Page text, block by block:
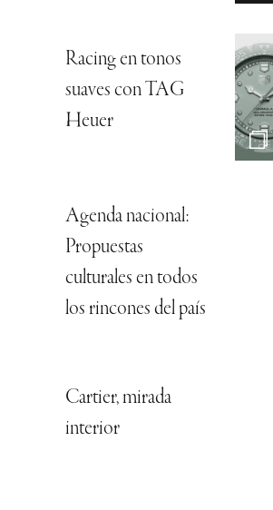
Racing en tonos
suaves con TAG
Heuer
Agenda nacional:
Propuestas
culturales en todos
los rincones del país
Cartier, mirada
interior